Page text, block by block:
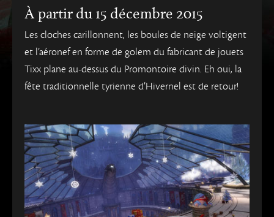
À partir du 15 décembre 2015
Les cloches carillonnent, les boules de neige voltigent
et l’aéronef en forme de golem du fabricant de jouets
Tixx plane au-dessus du Promontoire divin. Eh oui, la
fête traditionnelle tyrienne d’Hivernel est de retour!